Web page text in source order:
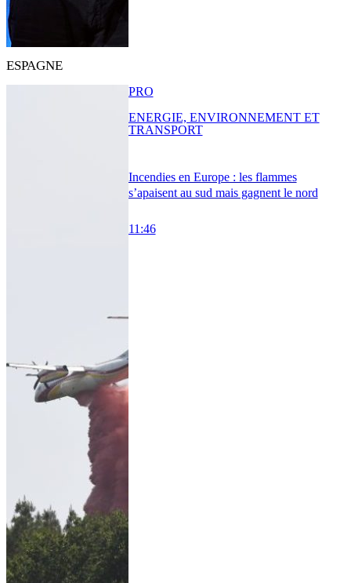
ESPAGNE
Incendies en Europe : les flammes
s’apaisent au sud mais gagnent le nord
11:46
PRO
ENERGIE, ENVIRONNEMENT ET
TRANSPORT